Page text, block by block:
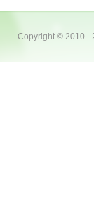
Copyright © 2010 -